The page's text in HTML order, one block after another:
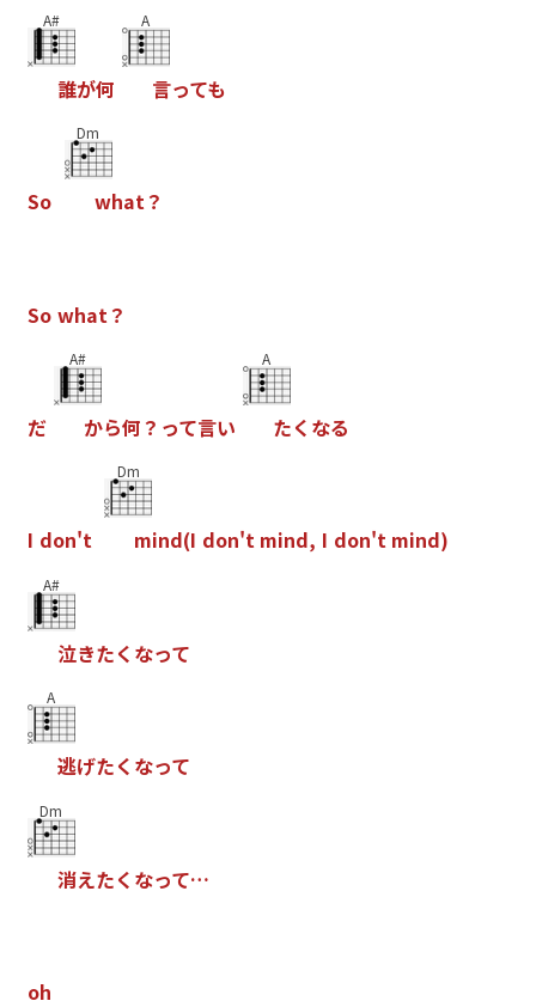
A#
誰が何
A
言っても
So
Dm
what？
So what ？
だ
A#
から何 ？ って言い
A
たく なる
I don't
Dm
mind(I don't mind, I don't mind)
A#
泣きたく なって
A
逃げたく なって
Dm
消えたく なって…
oh